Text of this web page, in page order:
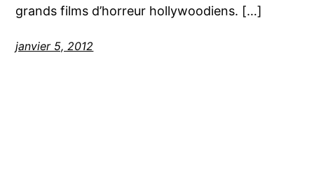
grands films d’horreur hollywoodiens. […]
janvier 5, 2012